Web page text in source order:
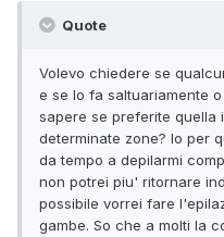
Quote
Volevo chiedere se
e se lo fa saltuariamente
sapere se preferite quella
determinate zone? Io per
da tempo a depilarmi
non potrei piu' ritornare
possibile vorrei fare
gambe. So che a molti la